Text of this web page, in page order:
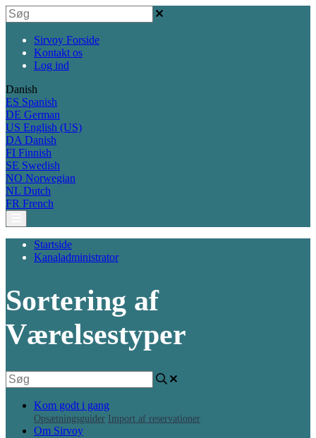
Sirvoy Forside
Kontakt os
Log ind
Danish
ES Spanish
DE German
US English (US)
DA Danish
FI Finnish
SE Swedish
NO Norwegian
NL Dutch
FR French
Startside
Kanaladministrator
Sortering af
Værelsestyper
Kom godt i gang
Opsætningsguider Import af reservationer
Om Sirvoy